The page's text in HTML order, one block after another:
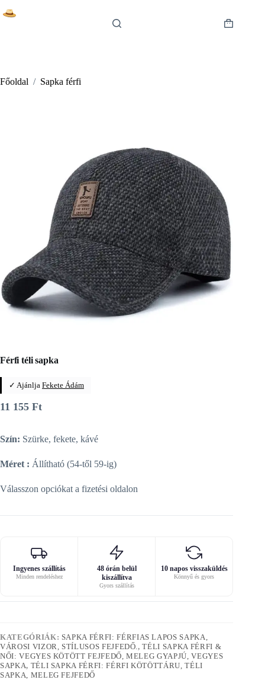
to
Shopping
Főoldal / Sapka férfi
Férfi téli sapka
✓ Ajánlja Fekete Ádám
11 155 Ft
Szín: Szürke, fekete, kávé
Méret : Állítható (54-től 59-ig)
Válasszon opciókat a fizetési oldalon
Ingyenes szállítás
Minden rendeléshez
48 órán belül
kiszállítva
Gyors szállítás
10 napos visszaküldés
Könnyű és gyors
KATEGÓRIÁK: SAPKA FÉRFI: FÉRFIAS LAPOS SAPKA,
VÁROSI VIZOR, STÍLUSOS FEJFEDŐ.,TÉLI SAPKA FÉRFI &
NŐI: VEGYES KÖTÖTT FEJFEDŐ, MELEG GYAPJÚ, VEGYES
SAPKA, TÉLI SAPKA FÉRFI: FÉRFI KÖTÖTTÁRU, TÉLI
SAPKA, MELEG FEJFEDŐ